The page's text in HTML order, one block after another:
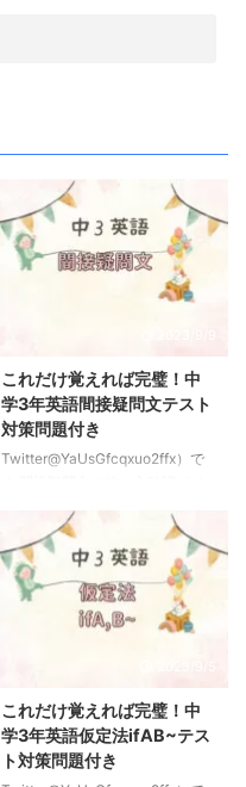
これだけ覚えれば完璧！中
学3年英語間接疑問文テスト
対策問題付き
Twitter@YaUsGfcqxuo2ffx）で
ント 疑問詞は本来文の先頭にく
るということを頭に入れておこう
【間接疑問文】 ポイント 疑問詞
→「文の先頭にくる」間接疑問文
→疑問詞が文中にくる疑問詞はほ
ぼwh〜で始まるものこれだけ覚
,which,what ~ 間接疑問文の語順
→「疑問詞＋主語＋動詞」の順番
この順番を必ず覚えよう 疑問詞
が動詞のすぐ後ろにくる文は間接
これだけ覚えれば完璧！中
学3年英語仮定法ifAB~テス
ト対策問題付き